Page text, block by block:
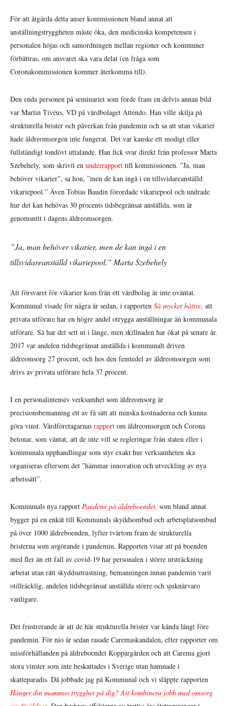
För att åtgärda detta anser kommissionen bland annat att
anställningstryggheten måste öka, den medicinska kompetensen i
personalen höjas och samordningen mellan regioner och kommuner
förbättras, om ansvaret ska vara delat (en fråga som
Coronakommissionen kommer återkomma till).
Den enda personen på seminariet som förde fram en delvis annan bild
var Martin Tivéus, VD på vårdbolaget Attendo. Han ville skilja på
strukturella brister och påverkan från pandemin och sa att utan vikarier
hade äldreomsorgen inte fungerat. Det var kanske ett modigt eller
fullständigt tondövt uttalande. Han fick svar direkt från professor Marta
Szebehely, som skrivit en underrapport till kommissionen. ”Ja, man
behöver vikarier”, sa hon, ”men de kan ingå i en tillsvidareanställd
vikariepool.” Även Tobias Baudin förordade vikariepool och undrade
hur det kan behövas 30 procents tidsbegränsat anställda, som är
genomsnitt i dagens äldreomsorgen.
”Ja, man behöver vikarier, men de kan ingå i en
tillsvidareanställd vikariepool.” Marta Szebehely
Att försvaret för vikarier kom från ett vårdbolag är inte oväntat.
Kommunal visade för några år sedan, i rapporten Så mycket bättre, att
privata utförare har en högre andel otrygga anställningar än kommunala
utförare. Så har det sett ut i länge, men skillnaden har ökat på senare år.
2017 var andelen tidsbegränsat anställda i kommunalt driven
äldreomsorg 27 procent, och hos den femtedel av äldreomsorgen som
drivs av privata utförare hela 37 procent.
I en personalintensiv verksamhet som äldreomsorg är
precisionsbemanning ett av få sätt att minska kostnaderna och kunna
göra vinst. Vårdföretagarnas rapport om äldreomsorgen och Corona
betonar, som väntat, att de inte vill se regleringar från staten eller i
kommunala upphandlingar som styr exakt hur verksamheten ska
organiseras eftersom det ”hämmar innovation och utveckling av nya
arbetssätt”.
Kommunals nya rapport Pandemi på äldreboendet, som bland annat
bygger på en enkät till Kommunals skyddsombud och arbetsplatsombud
på över 1000 äldreboenden, lyfter tvärtom fram de strukturella
bristerna som avgörande i pandemin. Rapporten visar att på boenden
med fler än ett fall av covid-19 har personalen i större utsträckning
arbetat utan rätt skyddsutrustning, bemanningen innan pandemin varit
otillräcklig, andelen tidsbegränsat anställda större och sjuknärvaro
vanligare.
Det frustrerande är att de här strukturella brister var kända långt före
pandemin. För nio år sedan rasade Caremaskandalen, efter rapporter om
missförhållanden på äldreboendet Koppargården och att Carema gjort
stora vinster som inte beskattades i Sverige utan hamnade i
skatteparadis. Då jobbade jag på Kommunal och vi släppte rapporten
Hänger din mammas trygghet på dig? Att kombinera jobb med omsorg